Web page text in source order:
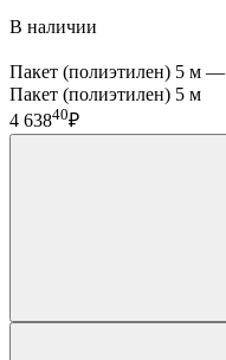
В наличии
Пакет (полиэтилен) 5 м —
Пакет (полиэтилен) 5 м
4 63840₽